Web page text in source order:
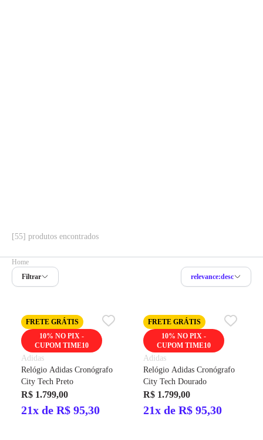
[55] produtos encontrados
Home
Filtrar
relevance:desc
FRETE GRÁTIS
10% NO PIX -
CUPOM TIME10
Adidas
Relógio Adidas Cronógrafo
City Tech Preto
R$ 1.799,00
21x de R$ 95,30
FRETE GRÁTIS
10% NO PIX -
CUPOM TIME10
Adidas
Relógio Adidas Cronógrafo
City Tech Dourado
R$ 1.799,00
21x de R$ 95,30